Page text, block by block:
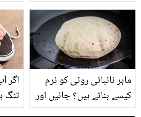
لی
استعمال بڑھنے سے جسم پر
کیا اثرات ہوتے ہیں اور ان
سے کیسے بچا جائے
اگر
تنگ
ماہر نانبائی روٹی کو نرم
کیسے بناتے ہیں؟ جانیں اور